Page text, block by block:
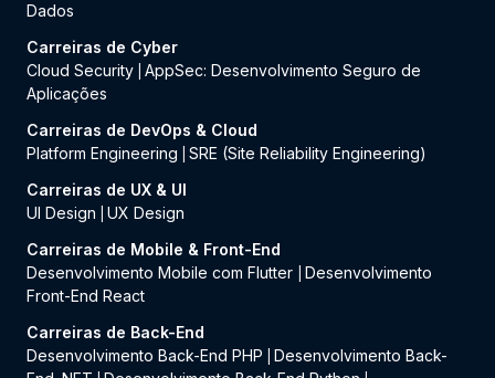
Dados
Carreiras de Cyber
Cloud Security AppSec: Desenvolvimento Seguro de
Aplicações
Carreiras de DevOps & Cloud
Platform Engineering
SRE (Site Reliability Engineering)
Carreiras de UX & UI
UI Design
UX Design
Carreiras de Mobile & Front-End
Desenvolvimento Mobile com Flutter
Desenvolvimento
Front-End React
Carreiras de Back-End
Desenvolvimento Back-End PHP
Desenvolvimento Back-